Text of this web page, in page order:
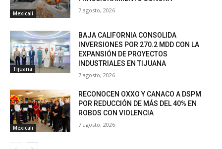
Mexicali 7 agosto, 2026
Tijuana
BAJA CALIFORNIA CONSOLIDA
INVERSIONES POR 270.2 MDD CON LA
EXPANSIÓN DE PROYECTOS
INDUSTRIALES EN TIJUANA
7 agosto, 2026
Mexicali
RECONOCEN OXXO Y CANACO A DSPM
POR REDUCCIÓN DE MÁS DEL 40% EN
ROBOS CON VIOLENCIA
7 agosto, 2026